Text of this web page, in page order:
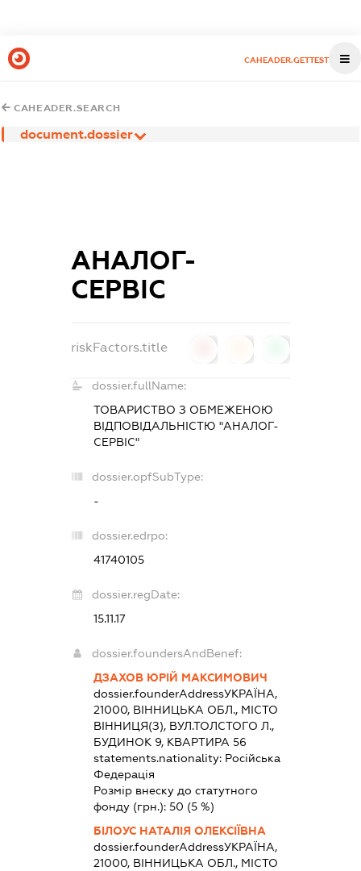
CAHEADER.GETTEST
CAHEADER.SEARCH
document.dossier
АНАЛОГ-
СЕРВІС
riskFactors.title
dossier.fullName:
ТОВАРИСТВО З ОБМЕЖЕНОЮ
ВІДПОВІДАЛЬНІСТЮ "АНАЛОГ-
СЕРВІС"
dossier.opfSubType:
-
dossier.edrpo:
41740105
dossier.regDate:
15.11.17
dossier.foundersAndBenef:
ДЗАХОВ ЮРІЙ МАКСИМОВИЧ
dossier.founderAddressУКРАЇНА,
21000, ВІННИЦЬКА ОБЛ., МІСТО
ВІННИЦЯ(З), ВУЛ.ТОЛСТОГО Л.,
БУДИНОК 9, КВАРТИРА 56
statements.nationality: Російська
Федерація
Розмір внеску до статутного
фонду (грн.):50 (5 %)
БІЛОУС НАТАЛІЯ ОЛЕКСІЇВНА
dossier.founderAddressУКРАЇНА,
21000, ВІННИЦЬКА ОБЛ., МІСТО